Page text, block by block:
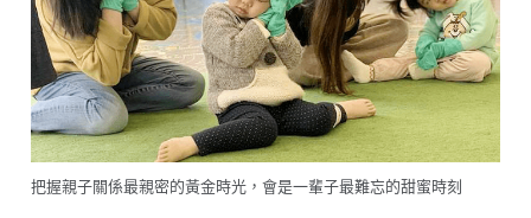
把握親子關係最親密的黃金時光，會是一輩子最難忘的甜蜜時刻